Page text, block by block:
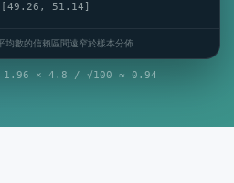
[49.26, 51.14]
數的信賴區間遠窄於樣本分佈
1.96 × 4.8 / √100 ≈ 0.94